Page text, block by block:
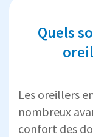
Quels
Les oreillers
nombreux
confort des